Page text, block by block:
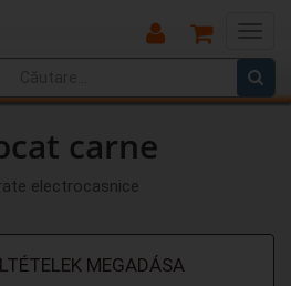
Main
Menu
carne
electrocasnice
MEGADÁSA